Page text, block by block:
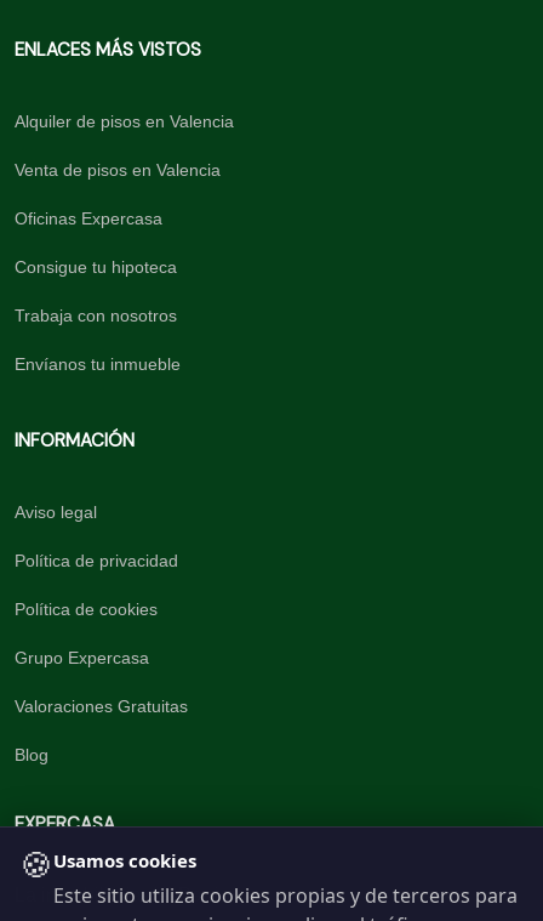
ENLACES MÁS VISTOS
Alquiler de pisos en Valencia
Venta de pisos en Valencia
Oficinas Expercasa
Consigue tu hipoteca
Trabaja con nosotros
Envíanos tu inmueble
INFORMACIÓN
Aviso legal
Política de privacidad
Política de cookies
Grupo Expercasa
Valoraciones Gratuitas
Blog
EXPERCASA
La inmobiliaria del Barrio
🍪 Usamos cookies
Este sitio utiliza cookies propias y de terceros para